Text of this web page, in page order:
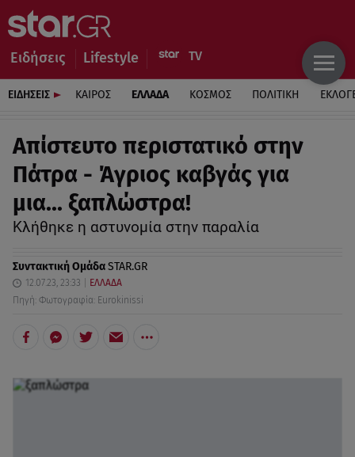
Ειδήσεις Lifestyle
ΕΙΔΗΣΕΙΣ ΚΑΙΡΟΣ ΕΛΛΑΔΑ ΚΟΣΜΟΣ ΠΟΛΙΤΙΚΗ
Απίστευτο περιστατικό στην
Πάτρα - Άγριος καβγάς για
μια... ξαπλώστρα!
Κλήθηκε η αστυνομία στην παραλία
Συντακτική ΟμάδαSTAR.GR
12.07.23, 23:33
ΕΛΛΑΔΑ
Πηγή: Φωτογραφία: Eurokinissi